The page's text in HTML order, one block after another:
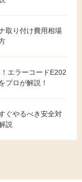
取り付け費用相場
エラーコードE202
プロが解説！
ぐやるべき安全対
説